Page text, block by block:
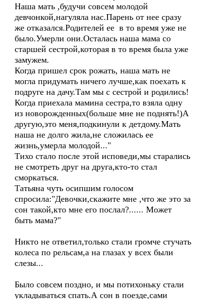
Наша мать ,будучи совсем молодой
девчонкой,нагуляла нас.Парень от нее сразу
же отказался.Родителей ее в то время уже не
было.Умерли они.Осталась наша мама со
старшей сестрой,которая в то время была уже
замужем.
Когда пришел срок рожать, наша мать не
могла придумать ничего лучше,как поехать к
подруге на дачу.Там мы с сестрой и родились!
Когда приехала мамина сестра,то взяла одну
из новорожденных(больше мне не поднять!)А
другую,это меня,подкинули к детдому.Мать
наша не долго жила,не сложилась ее
жизнь,умерла молодой..."
Тихо стало после этой исповеди,мы старались
не смотреть друг на друга,кто-то стал
сморкаться.
Татьяна чуть осипшим голосом
спросила:"Девочки,скажите мне ,что же это за
сон такой,кто мне его послал?...... Может
быть мама?"
Никто не ответил,только стали громче стучать
колеса по рельсам,а на глазах у всех были
слезы...
Было совсем поздно, и мы потихоньку стали
укладываться спать.А сон в поезде,сами